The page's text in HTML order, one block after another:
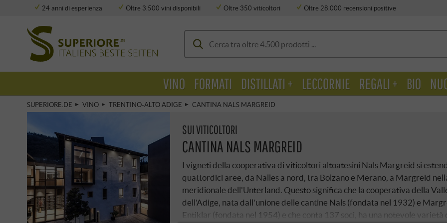
24 anni di esperienza Oltre 3.500 vini disponibili Oltre 350 viticoltori
Oltre 28.000 recensioni positive
SUPERIORE.DE VINO TRENTINO-ALTO ADIGE CANTINA NALS MARGREID
SUI VITICOLTORI
CANTINA NALS MARGREID
I vigneti della cooperativa di viticoltori altoatesini Nals Margreid si
quattordici aree, da Nalles a nord, tra Bolzano e Merano, a Margreid
meridionale dell'Unterland. Questo significa che la cooperativa della
dell'Adige, nata dall'unione delle cantine Nals (fondata nel 1932) e
Entiklar (fondata nel 1954) e che conta 137 soci, ha una notevole varietà
VINO FORMATI DISTILLATI + LECCORNIE REGALI + BIO